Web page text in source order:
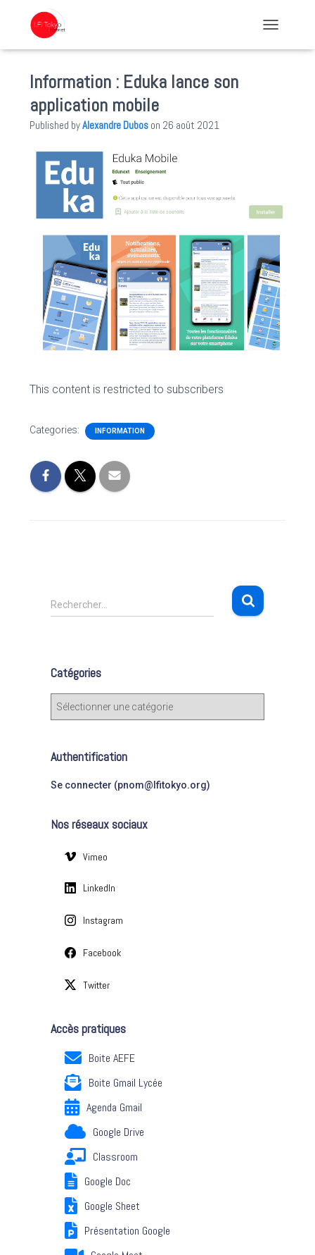
Information : Eduka lance son
application mobile
Published byAlexandre Dubos on 26 août 2021
This content is restricted to subscribers
Categories: INFORMATION
R
e
r
c
e
Rechercher…
Catégories
C
g
o
e
Authentification
Se connecter (pnom@lfitokyo.org)
Nos réseaux sociaux
Vimeo
LinkedIn
Instagram
Facebook
Twitter
Accès pratiques
Boite AEFE
Boite Gmail Lycée
Agenda Gmail
Google Drive
Classroom
Google Doc
Google Sheet
Présentation Google